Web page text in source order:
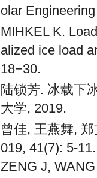
olar
MIHKEL K.
alized ice load
18−30.
陆锁芳. 冰载下
大学, 2019.
曾佳, 王燕舞,
019, 41(7): 5-11.
ZENG J,